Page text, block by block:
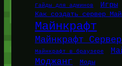
Гайды для админов Игры
Как создать сервер
Майнкрафт
Майнкрафт
Майнкрафт в браузере
Моджанг Моды